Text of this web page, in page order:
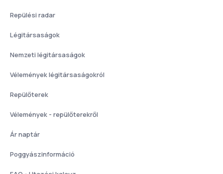
Repülési radar
Légitársaságok
Nemzeti légitársaságok
Vélemények légitársaságokról
Repülőterek
Vélemények - repülőterekről
Ár naptár
Poggyászinformáció